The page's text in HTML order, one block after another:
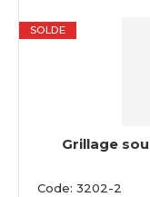
Grillage
Code: 3202-2
SOLDE